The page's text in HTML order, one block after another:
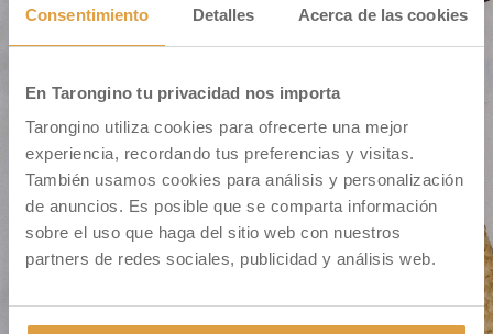
Consentimiento Detalles Acerca de las cookies
En Tarongino tu privacidad nos importa
Tarongino utiliza cookies para ofrecerte una mejor
experiencia, recordando tus preferencias y visitas.
También usamos cookies para análisis y personalización
de anuncios. Es posible que se comparta información
sobre el uso que haga del sitio web con nuestros
partners de redes sociales, publicidad y análisis web.
Cm. Montiver S/N – Pol. 31 Parc. 335
46500 Sagunto (VALENCIA)